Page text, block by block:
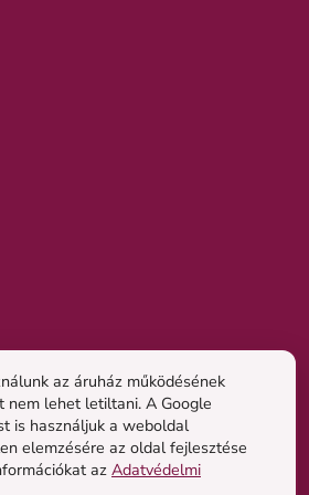
az áruház működésének
nem lehet letiltani. A Google
is használjuk a weboldal
elemzésére az oldal fejlesztése
az Adatvédelmi